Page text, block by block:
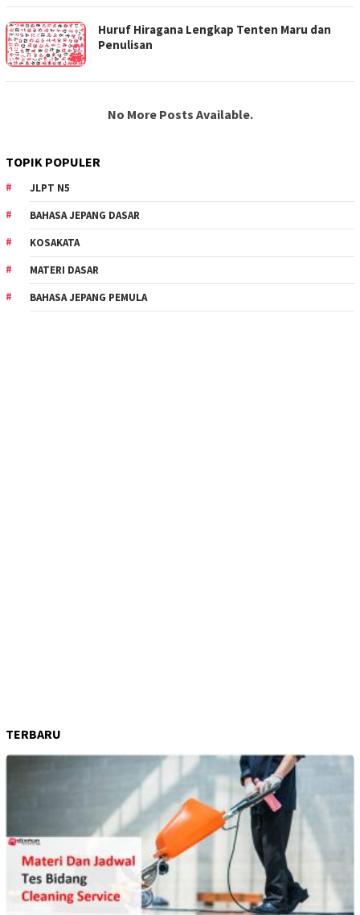
Huruf Hiragana Lengkap Tenten Maru dan
Penulisan
No More Posts Available.
TOPIK POPULER
JLPT N5
BAHASA JEPANG DASAR
KOSAKATA
MATERI DASAR
BAHASA JEPANG PEMULA
TERBARU